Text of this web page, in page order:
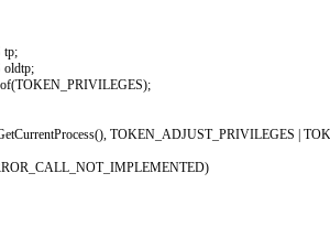
tp;
oldtp;
(TOKEN_PRIVILEGES);
(), TOKEN_ADJUST_PRIVILEGES
)